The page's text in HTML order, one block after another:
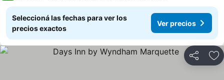
Seleccioná las fechas para ver los
precios exactos
Ver precios
Compartir